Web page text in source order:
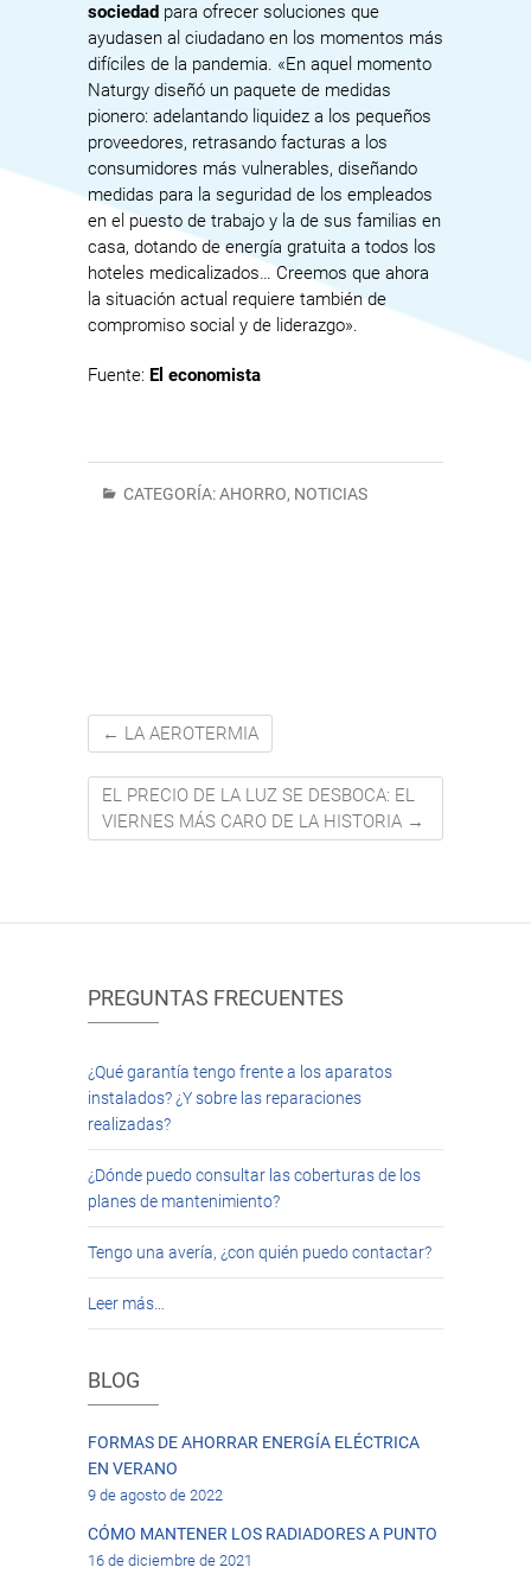
sociedad para ofrecer soluciones que
ayudasen al ciudadano en los momentos más
difíciles de la pandemia. «En aquel momento
Naturgy diseñó un paquete de medidas
pionero: adelantando liquidez a los pequeños
proveedores, retrasando facturas a los
consumidores más vulnerables, diseñando
medidas para la seguridad de los empleados
en el puesto de trabajo y la de sus familias en
casa, dotando de energía gratuita a todos los
hoteles medicalizados… Creemos que ahora
la situación actual requiere también de
compromiso social y de liderazgo».
Fuente: El economista
CATEGORÍA:AHORRO, NOTICIAS
← LA AEROTERMIA
EL PRECIO DE LA LUZ SE DESBOCA: EL
VIERNES MÁS CARO DE LA HISTORIA →
PREGUNTAS FRECUENTES
¿Qué garantía tengo frente a los aparatos
instalados? ¿Y sobre las reparaciones
realizadas?
¿Dónde puedo consultar las coberturas de los
planes de mantenimiento?
Tengo una avería, ¿con quién puedo contactar?
Leer más…
BLOG
FORMAS DE AHORRAR ENERGÍA ELÉCTRICA
EN VERANO
9 de agosto de 2022
CÓMO MANTENER LOS RADIADORES A PUNTO
16 de diciembre de 2021